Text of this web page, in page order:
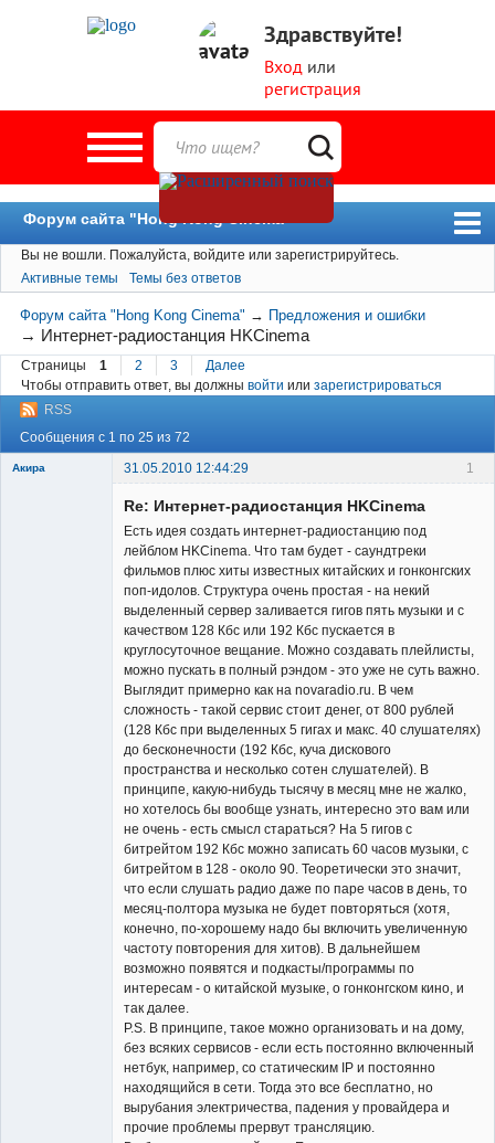
Здравствуйте!
Вход или
регистрация
Форум сайта "Hong Kong Cinema"
Форум
Новости
Пользователи
Поиск
Вы не вошли. Пожалуйста, войдите или зарегистрируйтесь.
Активные темы
Темы без ответов
Форум сайта "Hong Kong Cinema" → Предложения и ошибки
→ Интернет-радиостанция HKCinema
Страницы 1 2 3
Далее
Чтобы отправить ответ, вы должны войти или зарегистрироваться
RSS
Сообщения с 1 по 25 из 72
1
Акира 31.05.2010 12:44:29
Re: Интернет-радиостанция HKCinema
Есть идея создать интернет-радиостанцию под
лейблом HKCinema. Что там будет - саундтреки
фильмов плюс хиты известных китайских и гонконгских
поп-идолов. Структура очень простая - на некий
выделенный сервер заливается гигов пять музыки и с
качеством 128 Кбс или 192 Кбс пускается в
круглосуточное вещание. Можно создавать плейлисты,
можно пускать в полный рэндом - это уже не суть важно.
Выглядит примерно как на novaradio.ru. В чем
сложность - такой сервис стоит денег, от 800 рублей
(128 Кбс при выделенных 5 гигах и макс. 40 слушателях)
до бесконечности (192 Кбс, куча дискового
пространства и несколько сотен слушателей). В
принципе, какую-нибудь тысячу в месяц мне не жалко,
но хотелось бы вообще узнать, интересно это вам или
не очень - есть смысл стараться? На 5 гигов с
битрейтом 192 Кбс можно записать 60 часов музыки, с
битрейтом в 128 - около 90. Теоретически это значит,
что если слушать радио даже по паре часов в день, то
месяц-полтора музыка не будет повторяться (хотя,
конечно, по-хорошему надо бы включить увеличенную
частоту повторения для хитов). В дальнейшем
возможно появятся и подкасты/программы по
интересам - о китайской музыке, о гонконгском кино, и
так далее.
P.S. В принципе, такое можно организовать и на дому,
без всяких сервисов - если есть постоянно включенный
нетбук, например, со статическим IP и постоянно
находящийся в сети. Тогда это все бесплатно, но
вырубания электричества, падения у провайдера и
прочие проблемы прервут трансляцию.